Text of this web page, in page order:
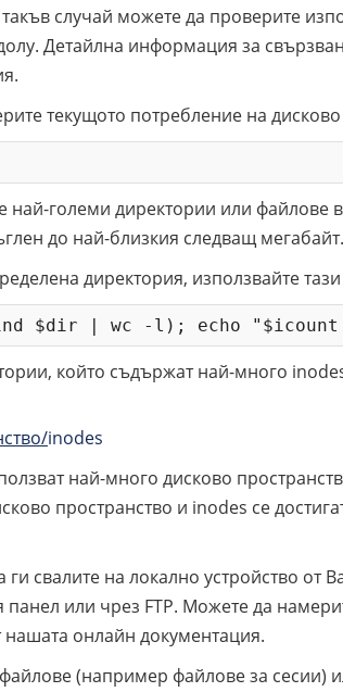
случай можете да проверите
Детайлна информация за
текущото потребление на
най-големи директории или
до най-близкия следващ мегабайт.
директория, използвайте
$dir | wc -l); echo
който съдържат най-много
inodes
най-много дисково
пространство и inodes се
свалите на локално устройство от
или чрез FTP. Можете да
нашата онлайн документация.
(например файлове за сесии)